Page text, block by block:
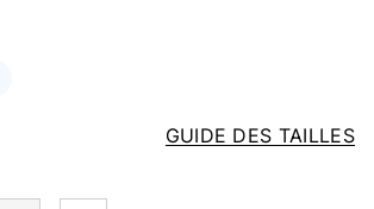
GUIDE DES TAILLES